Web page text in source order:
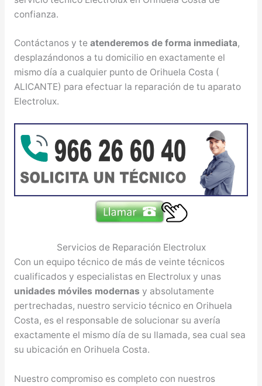
confianza.
Contáctanos y te atenderemos de forma inmediata,
desplazándonos a tu domicilio en exactamente el
mismo día a cualquier punto de Orihuela Costa (
ALICANTE) para efectuar la reparación de tu aparato
Electrolux.
Servicios de Reparación Electrolux
Con un equipo técnico de más de veinte técnicos
cualificados y especialistas en Electrolux y unas
unidades móviles modernas y absolutamente
pertrechadas, nuestro servicio técnico en Orihuela
Costa, es el responsable de solucionar su avería
exactamente el mismo día de su llamada, sea cual sea
su ubicación en Orihuela Costa.
Nuestro compromiso es completo con nuestros